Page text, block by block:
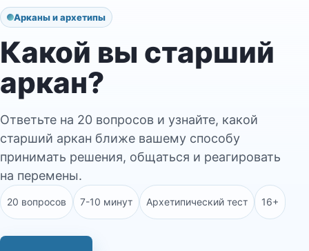
Арканы и архетипы
Какой вы старший
аркан?
Ответьте на 20 вопросов и узнайте, какой
старший аркан ближе вашему способу
принимать решения, общаться и реагировать
на перемены.
20 вопросов 7-10 минут Архетипический тест 16+